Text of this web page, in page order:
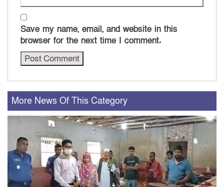
Save my name, email, and website in this
browser for the next time I comment.
More News Of This Category